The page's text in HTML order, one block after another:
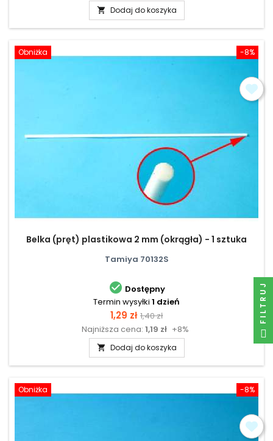
 Dodaj do koszyka
-8%
Obniżka
Belka (pręt) plastikowa 2 mm (okrągła) - 1 sztuka
Tamiya 70132S
 Dostępny
Termin wysyłki 1 dzień
Cena
1,29 zł Cena
podstawowa
1,40 zł
Najniższa cena: 1,19 zł +8%
 Dodaj do koszyka
-8%
Obniżka
FILTRUJ